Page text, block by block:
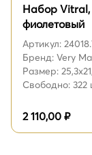
Набор Vitral,
фиолетовый
Артикул:
Бренд: Very
Размер:
Свободно: 322
2 110,00 ₽